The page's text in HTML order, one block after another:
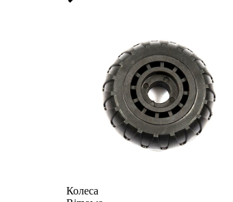
Колеса